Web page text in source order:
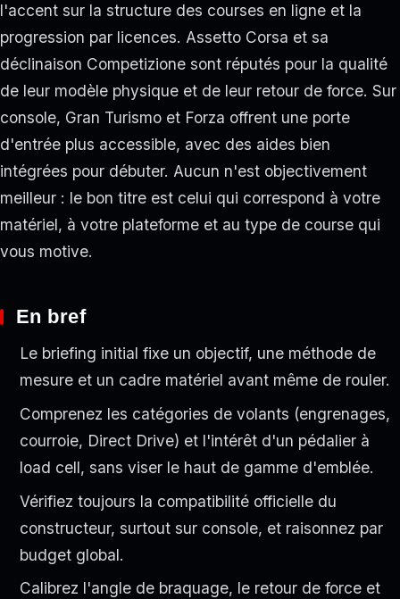
l'accent sur la structure des courses en ligne et la
progression par licences. Assetto Corsa et sa
déclinaison Competizione sont réputés pour la qualité
de leur modèle physique et de leur retour de force. Sur
console, Gran Turismo et Forza offrent une porte
d'entrée plus accessible, avec des aides bien
intégrées pour débuter. Aucun n'est objectivement
meilleur : le bon titre est celui qui correspond à votre
matériel, à votre plateforme et au type de course qui
vous motive.
En bref
Le briefing initial fixe un objectif, une méthode de
mesure et un cadre matériel avant même de rouler.
Comprenez les catégories de volants (engrenages,
courroie, Direct Drive) et l'intérêt d'un pédalier à
load cell, sans viser le haut de gamme d'emblée.
Vérifiez toujours la compatibilité officielle du
constructeur, surtout sur console, et raisonnez par
budget global.
Calibrez l'angle de braquage, le retour de force et